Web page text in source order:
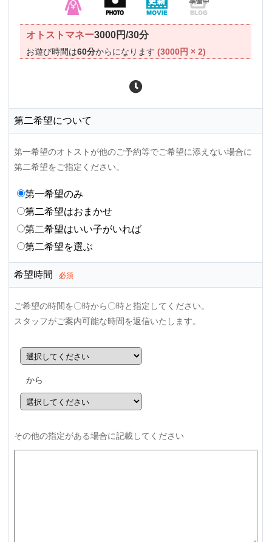
オトストマネー3000円/30分
お遊び時間は60分からになります(3000円 × 2)
第二希望について
第一希望のオトストが他のご予約等でご希望に添えない場合に
第二希望をご指定ください。
第一希望のみ
第二希望はおまかせ
第二希望はいい子がいれば
第二希望を選ぶ
希望時間 必須
ご希望の時間を〇時から〇時と指定してください。
スタッフがご案内可能な時間を返信いたします。
から
その他の指定がある場合に記載してください